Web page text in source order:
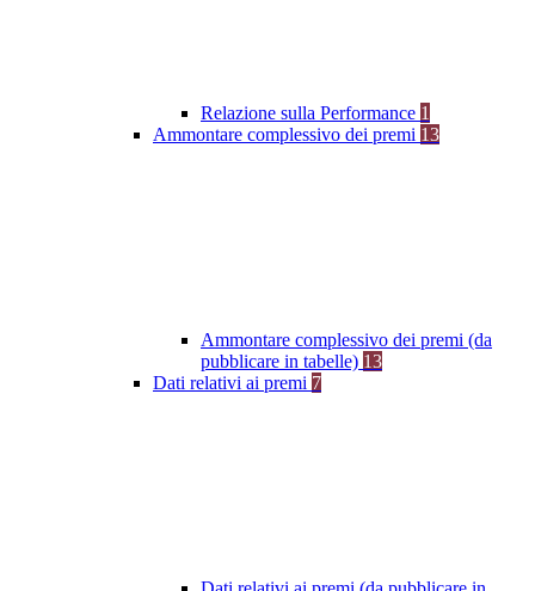
Relazione sulla Performance 1
Ammontare complessivo dei premi 13
Ammontare complessivo dei premi (da
pubblicare in tabelle) 13
Dati relativi ai premi 7